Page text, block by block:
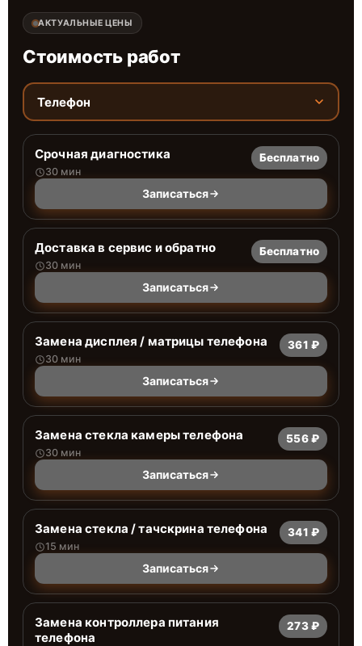
АКТУАЛЬНЫЕ ЦЕНЫ
Стоимость работ
Телефон
Срочная диагностика
30 мин
Бесплатно
Записаться
Доставка в сервис и обратно
30 мин
Бесплатно
Записаться
Замена дисплея / матрицы телефона
30 мин
361 ₽
Записаться
Замена стекла камеры телефона
30 мин
556 ₽
Записаться
Замена стекла / тачскрина телефона
15 мин
341 ₽
Записаться
Замена контроллера питания
телефона
273 ₽